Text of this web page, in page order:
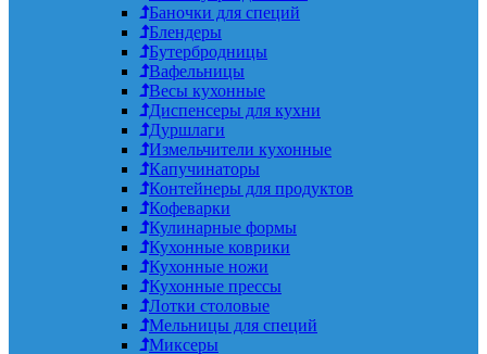
Баночки для специй
Блендеры
Бутербродницы
Вафельницы
Весы кухонные
Диспенсеры для кухни
Дуршлаги
Измельчители кухонные
Капучинаторы
Контейнеры для продуктов
Кофеварки
Кулинарные формы
Кухонные коврики
Кухонные ножи
Кухонные прессы
Лотки столовые
Мельницы для специй
Миксеры